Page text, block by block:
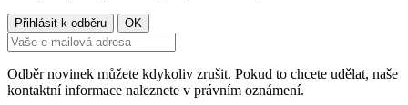
Odběr novinek můžete kdykoliv zrušit. Pokud to chcete udělat, naše
kontaktní informace naleznete v právním oznámení.